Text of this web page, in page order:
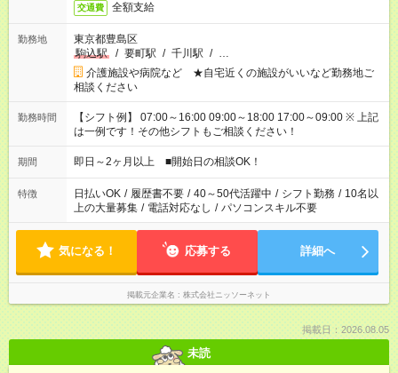
交通費 全額支給
勤務地
東京都豊島区
駒込駅
/ 要町駅 / 千川駅 / …
介護施設や病院など ★自宅近くの施設がいいなど勤務地ご
相談ください
勤務時間
【シフト例】 07:00～16:00 09:00～18:00 17:00～09:00 ※ 上記
は一例です！その他シフトもご相談ください！
期間 即日～2ヶ月以上 ■開始日の相談OK！
特徴 日払いOK / 履歴書不要 / 40～50代活躍中 / シフト勤務 / 10名以
上の大量募集 / 電話対応なし / パソコンスキル不要
気になる！ 応募する 詳細へ
掲載元企業名 株式会社ニッソーネット
掲載日：2026.08.05
未読